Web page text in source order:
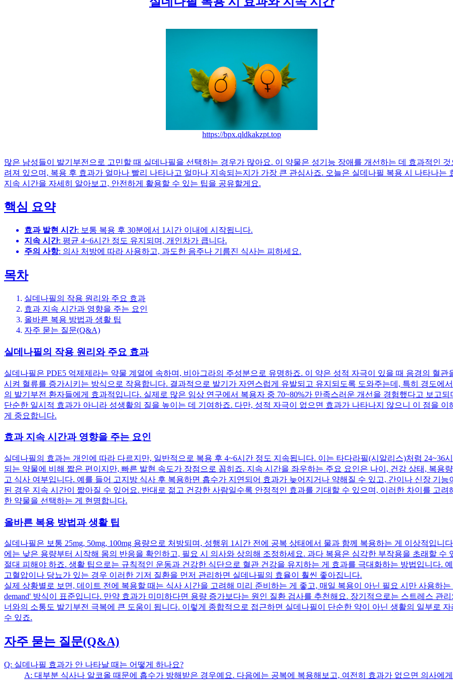
https://bpx.qldkakzpt.top
많은 남성들이 발기부전으로 고민할 때 실데나필을 선택하는 경우가 많아요. 이 약물은 성기능 장애를 개선하는 데 효과적인 것
려져 있으며, 복용 후 효과가 얼마나 빨리 나타나고 얼마나 지속되는지가 가장 큰 관심사죠. 오늘은 실데나필 복용 시 나타나는
지속 시간을 자세히 알아보고, 안전하게 활용할 수 있는 팁을 공유할게요.
핵심 요약
효과 발현 시간: 보통 복용 후 30분에서 1시간 이내에 시작됩니다.
지속 시간: 평균 4~6시간 정도 유지되며, 개인차가 큽니다.
주의 사항: 의사 처방에 따라 사용하고, 과도한 음주나 기름진 식사는 피하세요.
목차
실데나필의 작용 원리와 주요 효과
효과 지속 시간과 영향을 주는 요인
올바른 복용 방법과 생활 팁
자주 묻는 질문(Q&A)
실데나필의 작용 원리와 주요 효과
실데나필은 PDE5 억제제라는 약물 계열에 속하며, 비아그라의 주성분으로 유명하죠. 이 약은 성적 자극이 있을 때 음경의 혈관
시켜 혈류를 증가시키는 방식으로 작용합니다. 결과적으로 발기가 자연스럽게 유발되고 유지되도록 도와주는데, 특히 경도에
의 발기부전 환자들에게 효과적입니다. 실제로 많은 임상 연구에서 복용자 중 70~80%가 만족스러운 개선을 경험했다고 보고되
단순한 일시적 효과가 아니라 성생활의 질을 높이는 데 기여하죠. 다만, 성적 자극이 없으면 효과가 나타나지 않으니 이 점을 이
게 중요합니다.
효과 지속 시간과 영향을 주는 요인
실데나필의 효과는 개인에 따라 다르지만, 일반적으로 복용 후 4~6시간 정도 지속됩니다. 이는 타다라필(시알리스)처럼 24~36
되는 약물에 비해 짧은 편이지만, 빠른 발현 속도가 장점으로 꼽히죠. 지속 시간을 좌우하는 주요 요인은 나이, 건강 상태, 복용량
고 식사 여부입니다. 예를 들어 고지방 식사 후 복용하면 흡수가 지연되어 효과가 늦어지거나 약해질 수 있고, 간이나 신장 기능
된 경우 지속 시간이 짧아질 수 있어요. 반대로 젊고 건강한 사람일수록 안정적인 효과를 기대할 수 있으며, 이러한 차이를 고려
한 약물을 선택하는 게 현명합니다.
올바른 복용 방법과 생활 팁
실데나필은 보통 25mg, 50mg, 100mg 용량으로 처방되며, 성행위 1시간 전에 공복 상태에서 물과 함께 복용하는 게 이상적입니
에는 낮은 용량부터 시작해 몸의 반응을 확인하고, 필요 시 의사와 상의해 조정하세요. 과다 복용은 심각한 부작용을 초래할 수
절대 피해야 하죠. 생활 팁으로는 규칙적인 운동과 건강한 식단으로 혈관 건강을 유지하는 게 효과를 극대화하는 방법입니다.
고혈압이나 당뇨가 있는 경우 이러한 기저 질환을 먼저 관리하면 실데나필의 효율이 훨씬 좋아집니다.
실제 상황별로 보면, 데이트 전에 복용할 때는 식사 시간을 고려해 미리 준비하는 게 좋고, 매일 복용이 아닌 필요 시만 사용하는
demand' 방식이 표준입니다. 만약 효과가 미미하다면 용량 증가보다는 원인 질환 검사를 추천해요. 장기적으로는 스트레스 관
너와의 소통도 발기부전 극복에 큰 도움이 됩니다. 이렇게 종합적으로 접근하면 실데나필이 단순한 약이 아닌 생활의 일부로 자
수 있죠.
자주 묻는 질문(Q&A)
Q: 실데나필 효과가 안 나타날 때는 어떻게 하나요?
A: 대부분 식사나 알코올 때문에 흡수가 방해받은 경우예요. 다음에는 공복에 복용해보고, 여전히 효과가 없으면 의사에